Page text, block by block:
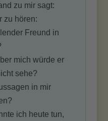
zu mir sagt:
zu hören:
Freund in
mich würde er
sehe?
in mir
ich heute tun,